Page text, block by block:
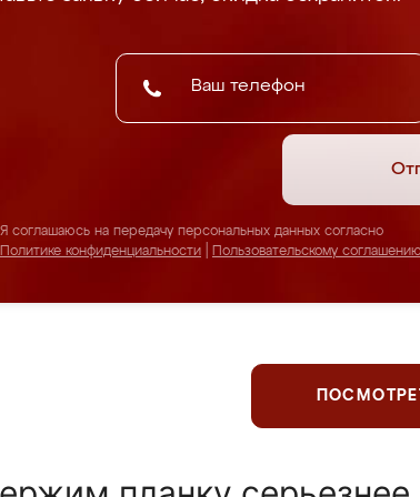
Я соглашаюсь на передачу персональных данных согласно
Политике конфиденциальности
Пользовательскому соглашению